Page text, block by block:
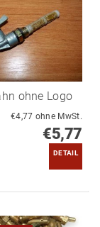
ohne Logo
€4,77 ohne MwSt.
€5,77
DETAIL